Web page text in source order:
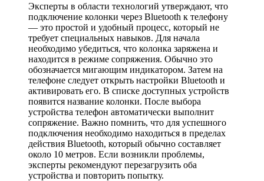
Эксперты в области технологий утверждают, что
подключение колонки через Bluetooth к телефону
— это простой и удобный процесс, который не
требует специальных навыков. Для начала
необходимо убедиться, что колонка заряжена и
находится в режиме сопряжения. Обычно это
обозначается мигающим индикатором. Затем на
телефоне следует открыть настройки Bluetooth и
активировать его. В списке доступных устройств
появится название колонки. После выбора
устройства телефон автоматически выполнит
сопряжение. Важно помнить, что для успешного
подключения необходимо находиться в пределах
действия Bluetooth, который обычно составляет
около 10 метров. Если возникли проблемы,
эксперты рекомендуют перезагрузить оба
устройства и повторить попытку.